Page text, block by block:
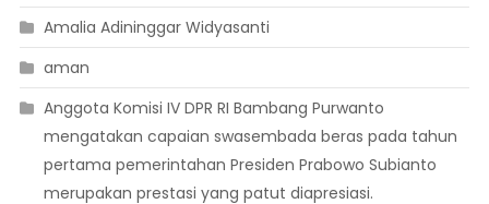
Amalia Adininggar Widyasanti
aman
Anggota Komisi IV DPR RI Bambang Purwanto
mengatakan capaian swasembada beras pada tahun
pertama pemerintahan Presiden Prabowo Subianto
merupakan prestasi yang patut diapresiasi.